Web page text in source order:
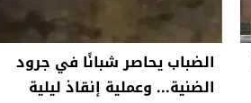
الضباب يحاصر شبانًا في جرود
الضنية... وعملية إنقاذ ليلية